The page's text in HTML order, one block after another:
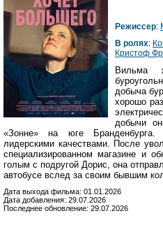
Режиссер:
В ролях:
Кристоф
Вильма
добыча
хорошо
добычи
«Зонне» на юге
лидерскими качествами. После
специализированном магазине и
голым с подругой Дорис, она
автобусе вслед за своим бывшим
Дата выхода фильма: 01.01.2026
Дата добавления: 29.07.2026
Последнее обновление: 29.07.2026